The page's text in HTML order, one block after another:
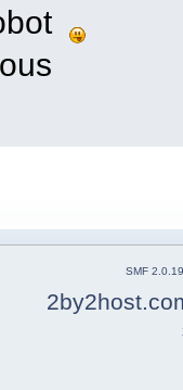
SMF 2.0.19